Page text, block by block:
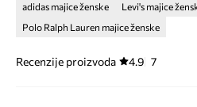
adidas majice ženske
Levi's majice
Polo Ralph Lauren majice ženske
Recenzije proizvoda 4.9 7